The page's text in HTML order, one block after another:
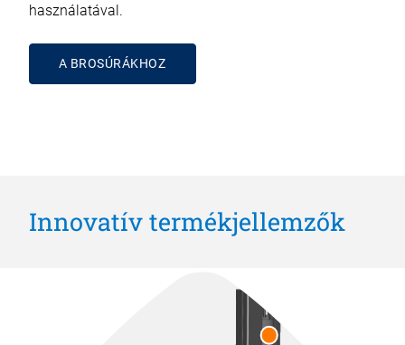
használatával.
A BROSÚRÁKHOZ
Innovatív termékjellemzők